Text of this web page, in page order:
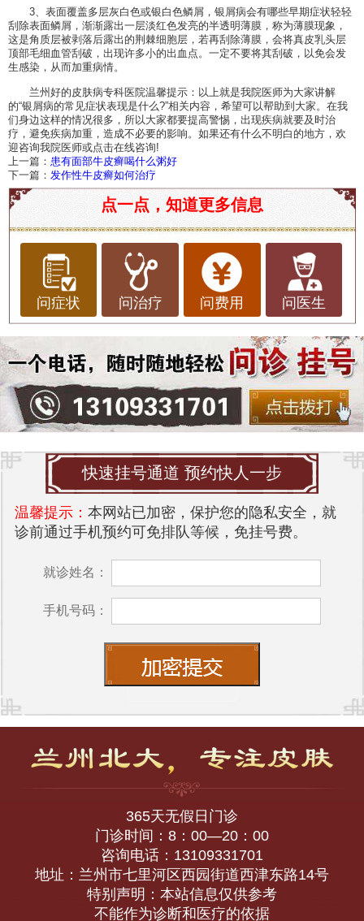
3、表面覆盖多层灰白色或银白色鳞屑，银屑病会有哪些早期症状轻轻
刮除表面鳞屑，渐渐露出一层淡红色发亮的半透明薄膜，称为薄膜现象，
这是角质层被剥落后露出的荆棘细胞层，若再刮除薄膜，会将真皮乳头层
顶部毛细血管刮破，出现许多小的出血点。一定不要将其刮破，以免会发
生感染，从而加重病情。
兰州好的皮肤病专科医院温馨提示：以上就是我院医师为大家讲解
的“银屑病的常见症状表现是什么?”相关内容，希望可以帮助到大家。在我
们身边这样的情况很多，所以大家都要提高警惕，出现疾病就要及时治
疗，避免疾病加重，造成不必要的影响。如果还有什么不明白的地方，欢
迎咨询我院医师或点击在线咨询!
上一篇： 患有面部牛皮癣喝什么粥好
下一篇： 发作性牛皮癣如何治疗
点一点，知道更多信息
问症状 问治疗 问费用 问医生
快速挂号通道 预约快人一步
温馨提示： 本网站已加密，保护您的隐私安全，就
诊前通过手机预约可免排队等候，免挂号费。
就诊姓名：
手机号码：
365天无假日门诊
门诊时间：8：00—20：00
咨询电话：13109331701
地址：兰州市七里河区西园街道西津东路14号
特别声明：本站信息仅供参考
不能作为诊断和医疗的依据